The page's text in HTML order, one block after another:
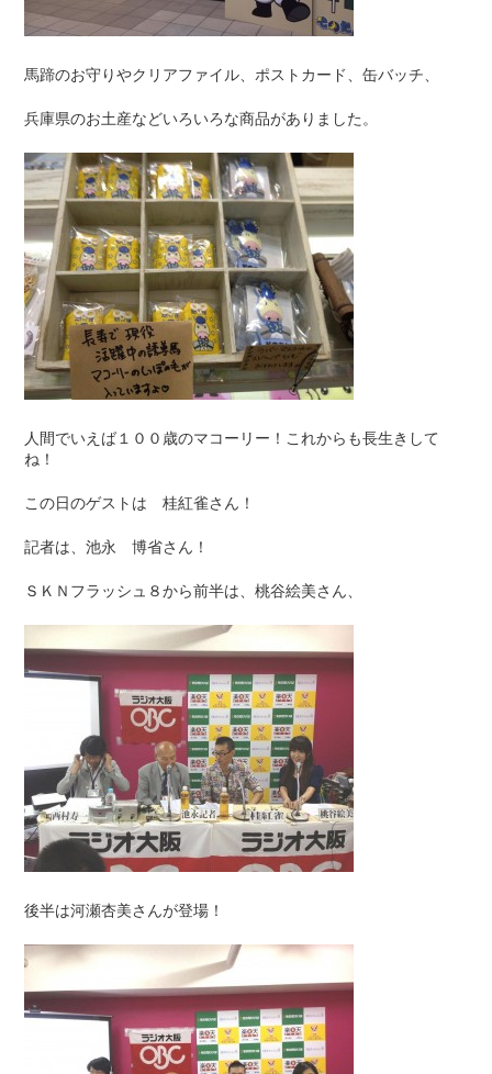
馬蹄のお守りやクリアファイル、ポストカード、缶バッチ、
兵庫県のお土産などいろいろな商品がありました。
人間でいえば１００歳のマコーリー！これからも長生きして
ね！
この日のゲストは 桂紅雀さん！
記者は、池永 博省さん！
ＳＫＮフラッシュ８から前半は、桃谷絵美さん、
後半は河瀬杏美さんが登場！